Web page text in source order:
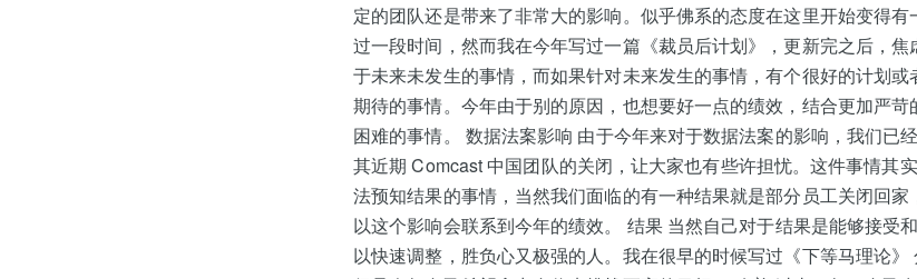
定的团队还是带来了非常大的影响。似乎佛系的态度在这里开始变得
过一段时间，然而我在今年写过一篇《裁员后计划》，更新完之后，
于未来未发生的事情，而如果针对未来发生的事情，有个很好的计划
期待的事情。今年由于别的原因，也想要好一点的绩效，结合更加严
困难的事情。 数据法案影响 由于今年来对于数据法案的影响，我们已
其近期 Comcast 中国团队的关闭，让大家也有些许担忧。这件事情其
法预知结果的事情，当然我们面临的有一种结果就是部分员工关闭回
以这个影响会联系到今年的绩效。 结果 当然自己对于结果是能够接受
以快速调整，胜负心又极强的人。我在很早的时候写过《下等马理论》